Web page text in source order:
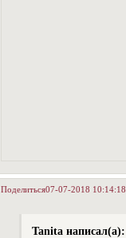
Поделиться07-07-2018 10:14:18
Tanita написал(а):